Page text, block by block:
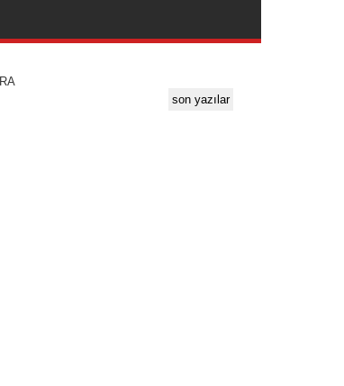
son yazılar